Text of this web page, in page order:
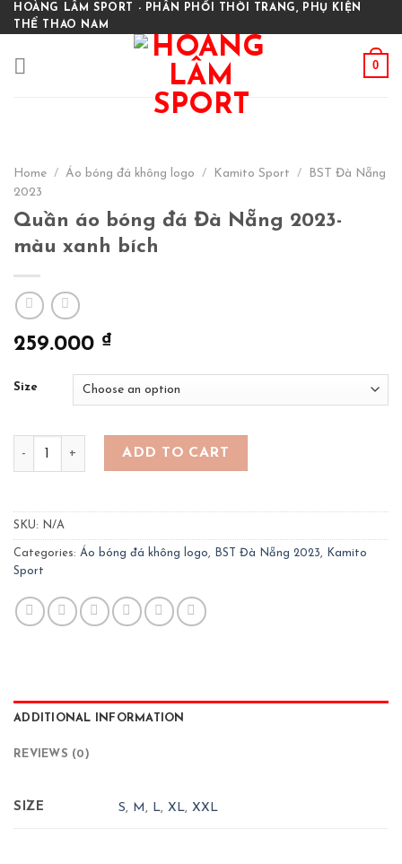
Skip
to
HOÀNG LÂM SPORT - PHÂN PHỐI THỜI TRANG, PHỤ KIỆN
THỂ THAO NAM
0
Home / Áo bóng đá không logo / Kamito Sport /
BST Đà Nẵng
2023
Quần áo bóng đá Đà Nẵng 2023-
màu xanh bích
259.000 ₫
Size
Quần áo bóng đá Đà Nẵng 2023- màu xanh bích quantity
ADD TO CART
SKU: N/A
Categories: Áo bóng đá không logo, BST Đà Nẵng 2023,
Kamito
Sport
ADDITIONAL INFORMATION
REVIEWS (0)
SIZE S, M , L,XL,XXL